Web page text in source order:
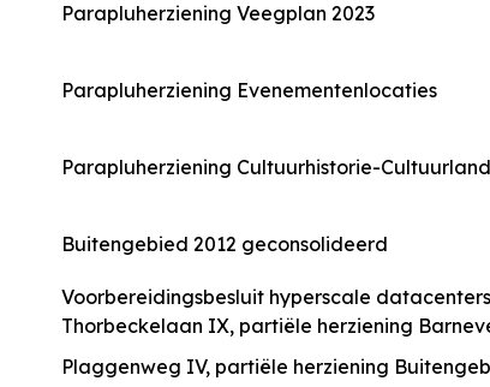
Parapluherziening Veegplan 2023
Parapluherziening Evenementenlocaties
Parapluherziening Cultuurhistorie-
Buitengebied 2012 geconsolideerd
Voorbereidingsbesluit hyperscale datacenters
Thorbeckelaan IX, partiële herziening
Plaggenweg IV, partiële herziening